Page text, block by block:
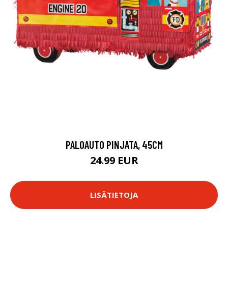
PALOAUTO PINJATA, 45CM
24.99 EUR
LISÄTIETOJA